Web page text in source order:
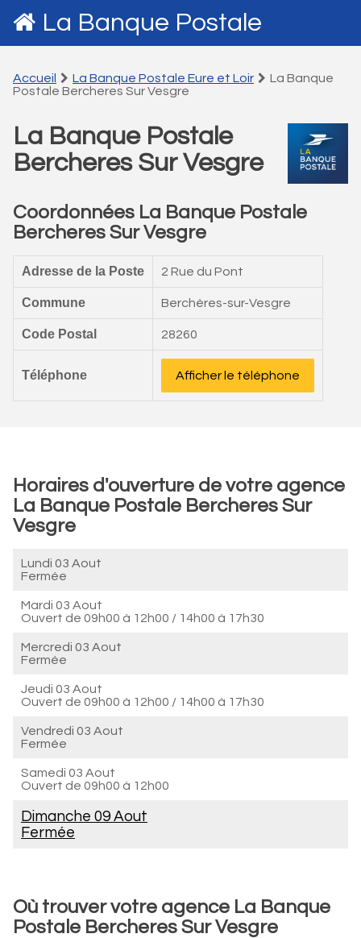
La Banque Postale
Accueil La Banque Postale Eure et Loir
La Banque
Postale Bercheres Sur Vesgre
La Banque Postale
Bercheres Sur Vesgre
Coordonnées La Banque Postale
Bercheres Sur Vesgre
Adresse de la Poste 2 Rue du Pont
Commune Berchères-sur-Vesgre
Code Postal 28260
Téléphone Afficher le téléphone
Horaires d'ouverture de votre agence
La Banque Postale Bercheres Sur
Vesgre
Lundi 03 Aout
Fermée
Mardi 03 Aout
Ouvert de 09h00 à 12h00 / 14h00 à 17h30
Mercredi 03 Aout
Fermée
Jeudi 03 Aout
Ouvert de 09h00 à 12h00 / 14h00 à 17h30
Vendredi 03 Aout
Fermée
Samedi 03 Aout
Ouvert de 09h00 à 12h00
Dimanche 09 Aout
Fermée
Où trouver votre agence La Banque
Postale Bercheres Sur Vesgre